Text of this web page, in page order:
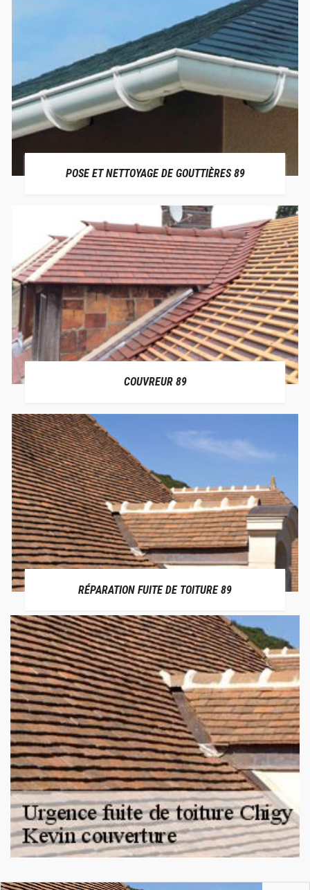
POSE ET NETTOYAGE DE GOUTTIÈRES 89
COUVREUR 89
RÉPARATION FUITE DE TOITURE 89